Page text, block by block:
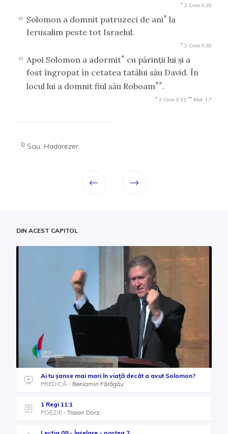
* 2 Cron 9:29
42 Solomon a domnit patruzeci de ani* la
Ierusalim peste tot Israelul.
* 2 Cron 9:30
43 Apoi Solomon a adormit* cu părinţii lui şi a
fost îngropat în cetatea tatălui său David. În
locul lui a domnit fiul său Roboam**.
* 2 Cron 9:31 ** Mat 1:7
1) Sau: Hadarezer.
DIN ACEST CAPITOL
Ai tu șanse mai mari în viață decât a avut Solomon?
PREDICĂ
Beniamin Fărăgău
1 Regi 11:1
POEZIE
Traian Dorz